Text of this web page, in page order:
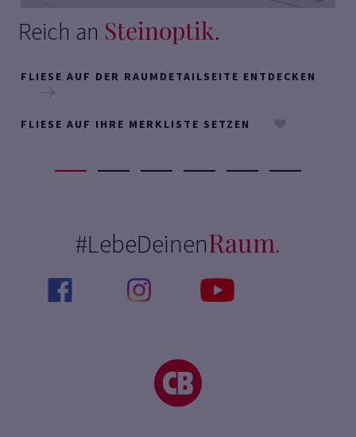
Reich an Steinoptik.
FLIESE AUF DER RAUMDETAILSEITE ENTDECKEN
FLIESE AUF IHRE MERKLISTE SETZEN
#LebeDeinenRaum.